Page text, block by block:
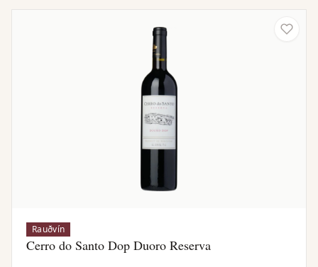
Rauðvín
Cerro do Santo Dop Duoro Reserva